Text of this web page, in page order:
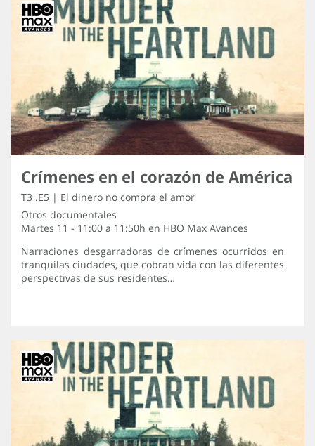
Crímenes en el corazón de América
T3 .E5 | El dinero no compra el amor
Otros documentales
Martes 11 - 11:00 a 11:50h en HBO Max Avances
Narraciones desgarradoras de crímenes ocurridos en
tranquilas ciudades, que cobran vida con las diferentes
perspectivas de sus residentes…